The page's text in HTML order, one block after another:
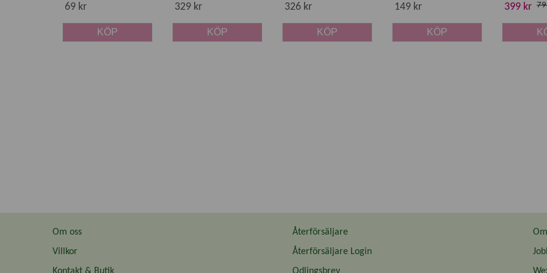
69 kr
KÖP
329 kr
KÖP
326 kr
KÖP
149 kr
KÖP
399 kr
Om oss
Villkor
Kontakt & Butik
Återförsäljare
Återförsäljare Login
Odlingsbrev